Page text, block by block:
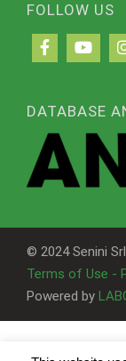
FOLLOW US
DATABASE
© 2024 Senini
Terms of Use -
Powered by